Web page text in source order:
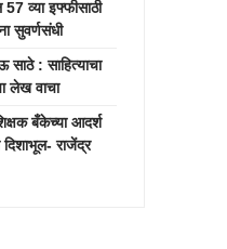
व्या इफ्फीसाठी
सुवर्णसंधी
: साहित्याचा
लेख वाचा
बँकेच्या आदर्श
दिशाभूल- राजेंद्र